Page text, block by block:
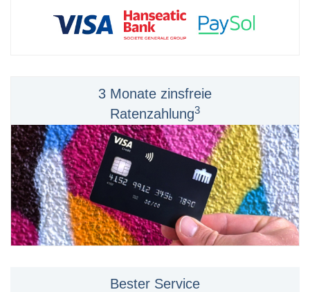
3 Monate zinsfreie
Ratenzahlung3
Bester Service